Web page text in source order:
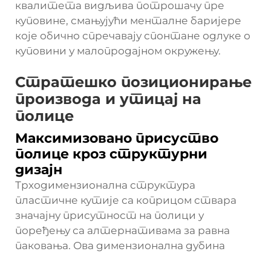
квалитета видљива потрошачу пре
куповине, смањујући менталне баријере
које обично спречавају спонтане одлуке о
куповини у малопродајном окружењу.
Стратешко позиционирање
производа и утицај на
полице
Максимизовано присуство
полице кроз структурни
дизајн
Трходимензионална структура
пластичне кутије са коприцом ствара
значајну присутност на полици у
поређењу са алтернативама за равна
паковања. Ова димензионална дубина